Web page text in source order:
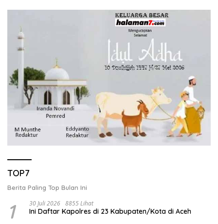
TOP7
Berita Paling Top Bulan Ini
1 30 Juli 2026 8855 Lihat
Ini Daftar Kapolres di 23 Kabupaten/Kota di Aceh